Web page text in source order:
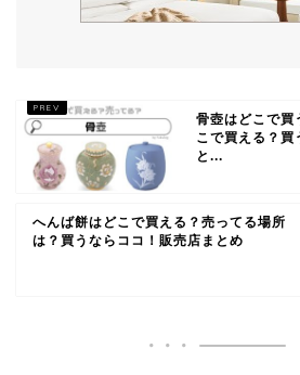
骨壺はどこで買
こで買える？買
と...
へんば餅はどこで買える？売ってる場所
は？買うならココ！販売店まとめ